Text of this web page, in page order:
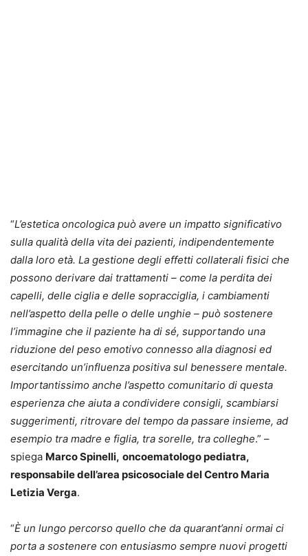
“L’estetica oncologica può avere un impatto significativo
sulla qualità della vita dei pazienti, indipendentemente
dalla loro età. La gestione degli effetti collaterali fisici che
possono derivare dai trattamenti – come la perdita dei
capelli, delle ciglia e delle sopracciglia, i cambiamenti
nell’aspetto della pelle o delle unghie – può sostenere
l’immagine che il paziente ha di sé, supportando una
riduzione del peso emotivo connesso alla diagnosi ed
esercitando un’influenza positiva sul benessere mentale.
Importantissimo anche l’aspetto comunitario di questa
esperienza che aiuta a condividere consigli, scambiarsi
suggerimenti, ritrovare del tempo da passare insieme, ad
esempio tra madre e figlia, tra sorelle, tra colleghe.” –
spiega Marco Spinelli, oncoematologo pediatra,
responsabile dell’area psicosociale del Centro Maria
Letizia Verga.
“È un lungo percorso quello che da quarant’anni ormai ci
porta a sostenere con entusiasmo sempre nuovi progetti